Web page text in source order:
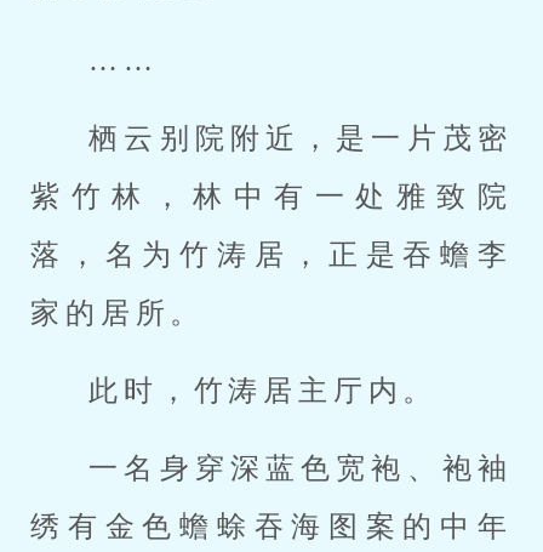
……
栖云别院附近，是一片茂密
紫竹林，林中有一处雅致院
落，名为竹涛居，正是吞蟾李
家的居所。
此时，竹涛居主厅内。
一名身穿深蓝色宽袍、袍袖
绣有金色蟾蜍吞海图案的中年